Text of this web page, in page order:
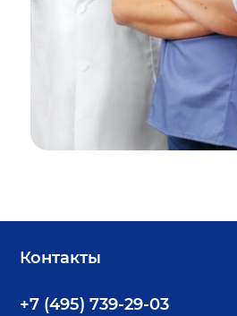
Контакты
+7 (495) 739-29-03